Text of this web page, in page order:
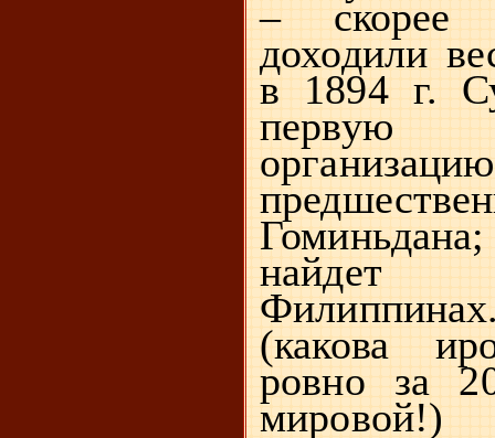
– скорее
доходили
в 1894 г.
первую
найдет
(какова
ровно за